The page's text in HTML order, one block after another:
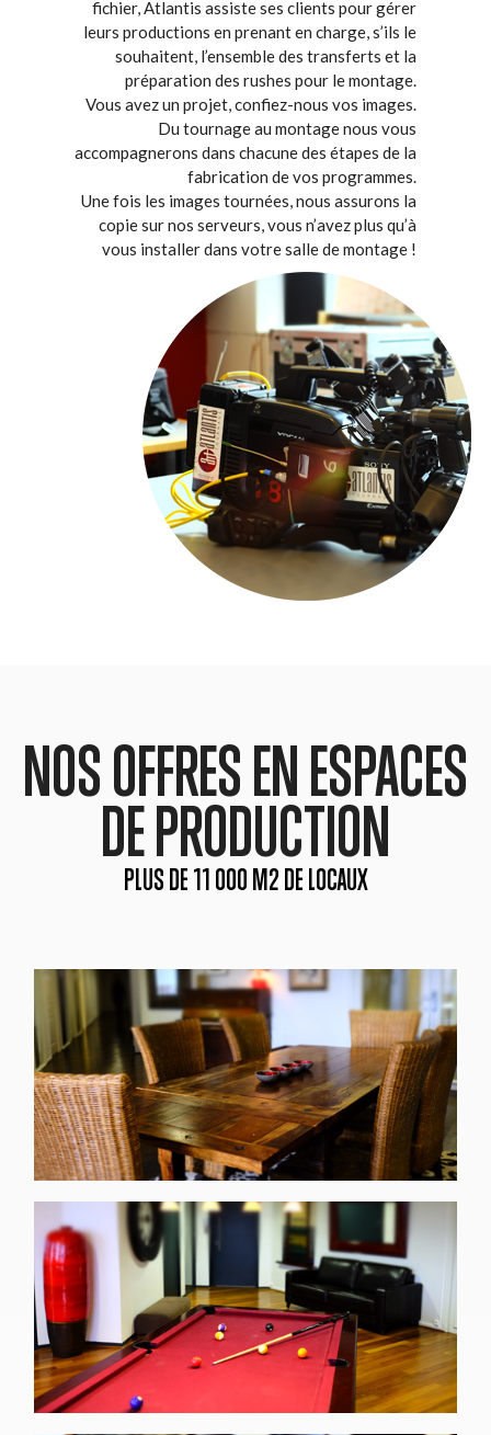
fichier, Atlantis assiste ses clients pour gérer
leurs productions en prenant en charge, s’ils le
souhaitent, l’ensemble des transferts et la
préparation des rushes pour le montage.
Vous avez un projet, confiez-nous vos images.
Du tournage au montage nous vous
accompagnerons dans chacune des étapes de la
fabrication de vos programmes.
Une fois les images tournées, nous assurons la
copie sur nos serveurs, vous n’avez plus qu’à
vous installer dans votre salle de montage !
NOS OFFRES EN ESPACES
DE PRODUCTION
PLUS DE 11 000 M2 DE LOCAUX